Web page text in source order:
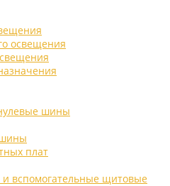
освещения
шины
плат
вспомогательные щитовые